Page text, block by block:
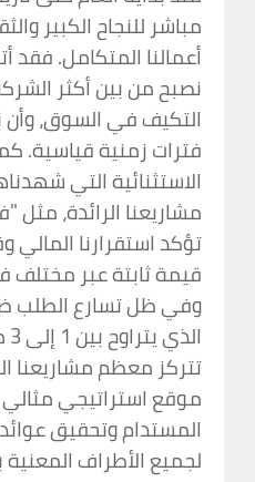
مباشر للنجاح الكبير
أعمالنا المتكامل. فقد
نصبح من بين أكثر
التكيف في السوق،
فترات زمنية قياسية.
الاستثنائية التي
تؤكد استقرارنا المالي
قيمة ثابتة عبر مختلف
وفي ظل تسارع الطلب
تتركز معظم مشاريعنا
موقع استراتيجي
المستدام وتحقيق
لجميع الأطراف المعنية